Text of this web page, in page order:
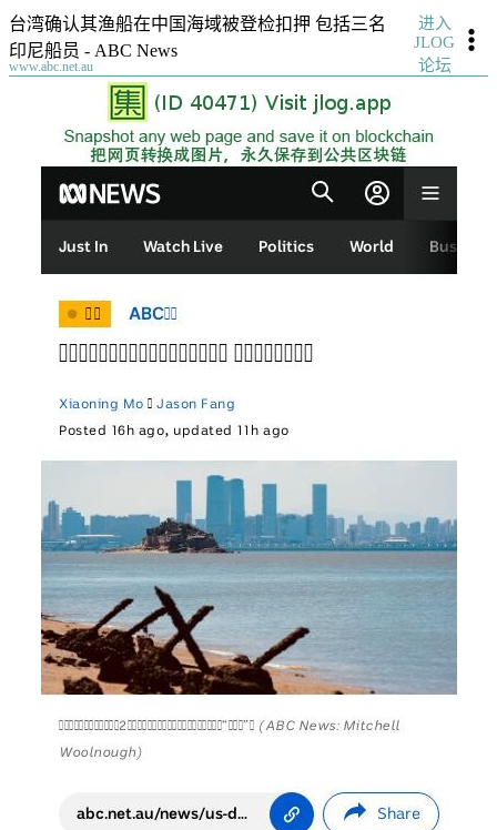
台湾确认其渔船在中国海域被登检扣押 包括三名
印尼船员 - ABC News
www.abc.net.au
进入
JLOG
论坛